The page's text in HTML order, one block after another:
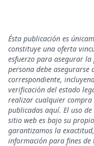
Ésta publicación es
constituye una oferta
esfuerzo para asegurar
persona debe
correspondiente,
verificación del estado
realizar cualquier
publicadas aquí. El uso
sitio web es bajo su
garantizamos la
información para fines de